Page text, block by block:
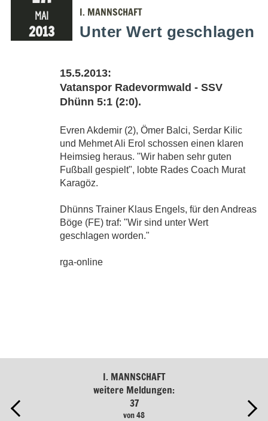
MAI
2013
I. MANNSCHAFT
Unter Wert geschlagen
15.5.2013:
Vatanspor Radevormwald - SSV
Dhünn 5:1 (2:0).
Evren Akdemir (2), Ömer Balci, Serdar Kilic
und Mehmet Ali Erol schossen einen klaren
Heimsieg heraus. "Wir haben sehr guten
Fußball gespielt", lobte Rades Coach Murat
Karagöz.
Dhünns Trainer Klaus Engels, für den Andreas
Böge (FE) traf: "Wir sind unter Wert
geschlagen worden."
rga-online
I. MANNSCHAFT
weitere Meldungen:
37
von 48